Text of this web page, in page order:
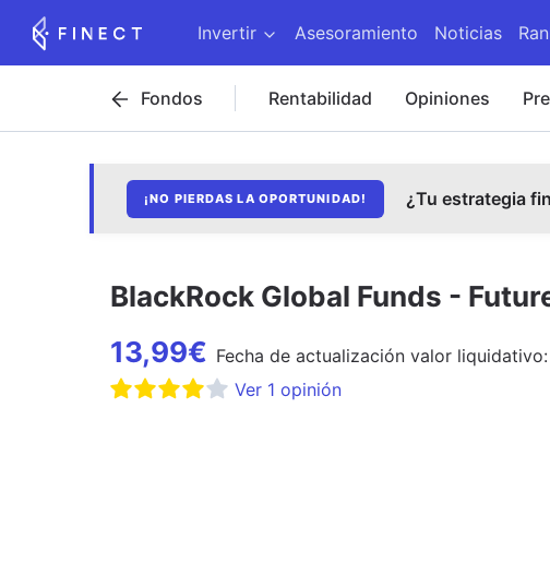
Invertir Asesoramiento Noticias
Fondos Rentabilidad Opiniones
¡NO PIERDAS LA OPORTUNIDAD! ¿Tu estrategia
BlackRock Global Funds -
13,99€ Fecha de actualización valor liquidativo:
Ver 1 opinión